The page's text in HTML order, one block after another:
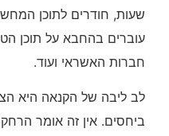
שעות, חודרים לתוכן
עוברים בהחבא על תוכן
חברות האשראי ועוד.
לב ליבה של הקנאה היא
ביחסים. אין זה אומר